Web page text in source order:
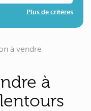
Plus de critères
à vendre
à